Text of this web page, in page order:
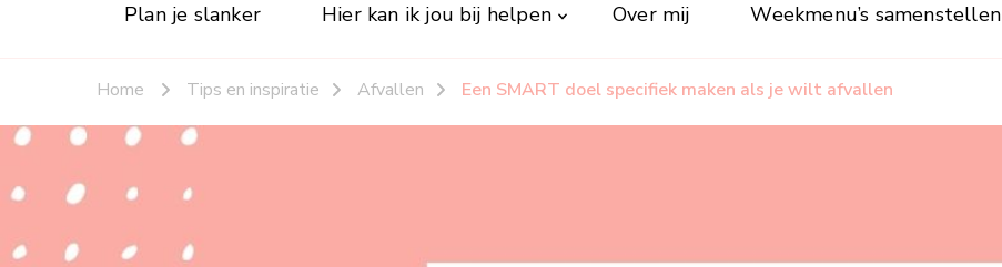
Plan je slanker Hier kan ik jou bij helpen Over mij Weekmenu’s samenstellen
Home Tips en inspiratie Afvallen Een SMART doel specifiek maken als je wilt afvallen